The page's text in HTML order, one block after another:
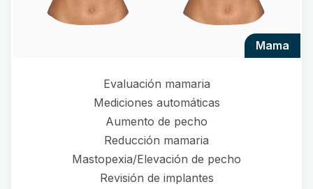
mama
Evaluación mamaria
Mediciones automáticas
Aumento de pecho
Reducción mamaria
Mastopexia/Elevación de pecho
Revisión de implantes